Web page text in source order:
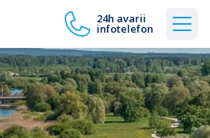
24h avarii
infotelefon